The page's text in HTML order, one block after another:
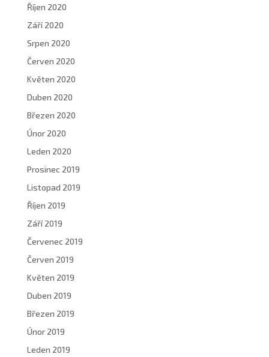
Říjen 2020
Září 2020
Srpen 2020
Červen 2020
Květen 2020
Duben 2020
Březen 2020
Únor 2020
Leden 2020
Prosinec 2019
Listopad 2019
Říjen 2019
Září 2019
Červenec 2019
Červen 2019
Květen 2019
Duben 2019
Březen 2019
Únor 2019
Leden 2019